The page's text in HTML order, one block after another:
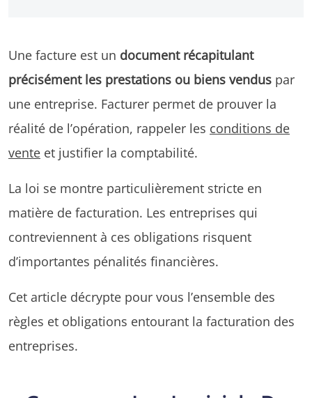
Une facture est un document récapitulant
précisément les prestations ou biens vendus par
une entreprise. Facturer permet de prouver la
réalité de l’opération, rappeler les conditions de
vente et justifier la comptabilité.
La loi se montre particulièrement stricte en
matière de facturation. Les entreprises qui
contreviennent à ces obligations risquent
d’importantes pénalités financières.
Cet article décrypte pour vous l’ensemble des
règles et obligations entourant la facturation des
entreprises.